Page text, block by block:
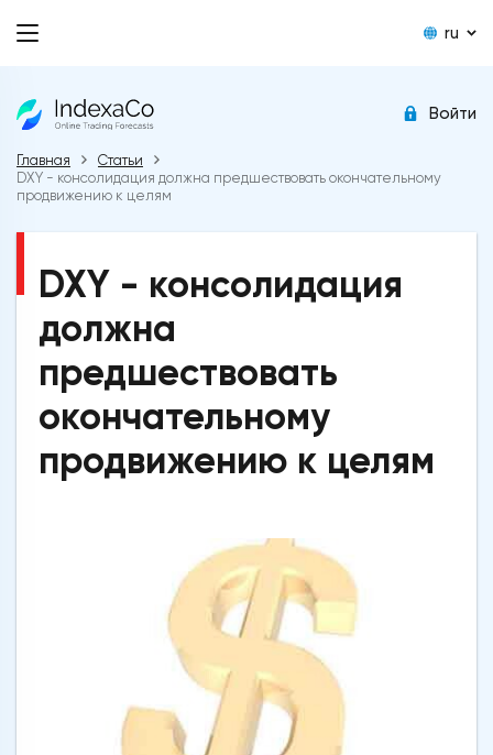
ru
Войти
Главная
Статьи
DXY - консолидация должна предшествовать окончательному
продвижению к целям
DXY - консолидация
должна
предшествовать
окончательному
продвижению к целям